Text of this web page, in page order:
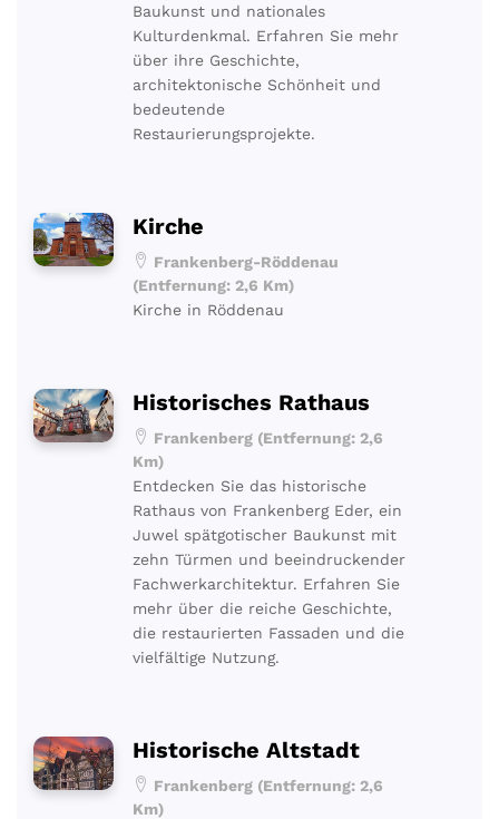
Baukunst und nationales
Kulturdenkmal. Erfahren Sie mehr
über ihre Geschichte,
architektonische Schönheit und
bedeutende
Restaurierungsprojekte.
Kirche
Frankenberg-Röddenau
(Entfernung: 2,6 Km)
Kirche in Röddenau
Historisches Rathaus
Frankenberg (Entfernung: 2,6
Km)
Entdecken Sie das historische
Rathaus von Frankenberg Eder, ein
Juwel spätgotischer Baukunst mit
zehn Türmen und beeindruckender
Fachwerkarchitektur. Erfahren Sie
mehr über die reiche Geschichte,
die restaurierten Fassaden und die
vielfältige Nutzung.
Historische Altstadt
Frankenberg (Entfernung: 2,6
Km)